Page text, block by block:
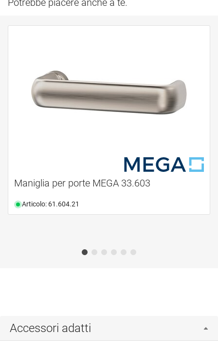
Potrebbe piacere anche a te.
Maniglia per porte MEGA 33.603
Articolo: 61.604.21
Accessori adatti